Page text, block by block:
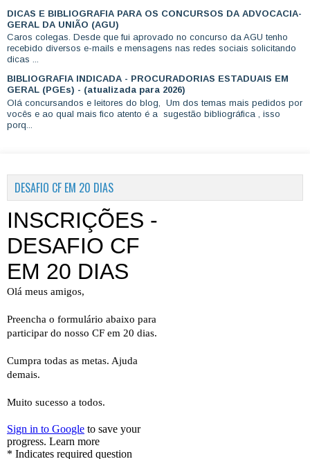
DICAS E BIBLIOGRAFIA PARA OS CONCURSOS DA ADVOCACIA-
GERAL DA UNIÃO (AGU)
Caros colegas. Desde que fui aprovado no concurso da AGU tenho
recebido diversos e-mails e mensagens nas redes sociais solicitando
dicas ...
BIBLIOGRAFIA INDICADA - PROCURADORIAS ESTADUAIS EM
GERAL (PGEs) - (atualizada para 2026)
Olá concursandos e leitores do blog, Um dos temas mais pedidos por
vocês e ao qual mais fico atento é a sugestão bibliográfica , isso
porq...
DESAFIO CF EM 20 DIAS